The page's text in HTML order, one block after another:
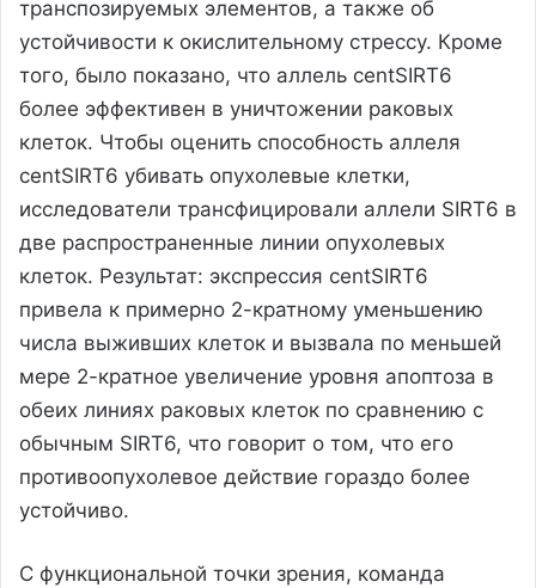
транспозируемых элементов, а также об
устойчивости к окислительному стрессу. Кроме
того, было показано, что аллель centSIRT6
более эффективен в уничтожении раковых
клеток. Чтобы оценить способность аллеля
centSIRT6 убивать опухолевые клетки,
исследователи трансфицировали аллели SIRT6 в
две распространенные линии опухолевых
клеток. Результат: экспрессия centSIRT6
привела к примерно 2-кратному уменьшению
числа выживших клеток и вызвала по меньшей
мере 2-кратное увеличение уровня апоптоза в
обеих линиях раковых клеток по сравнению с
обычным SIRT6, что говорит о том, что его
противоопухолевое действие гораздо более
устойчиво.
С функциональной точки зрения, команда